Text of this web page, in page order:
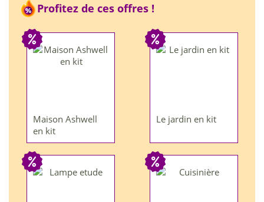
Profitez de ces offres !
Maison Ashwell
en kit
Le jardin en kit